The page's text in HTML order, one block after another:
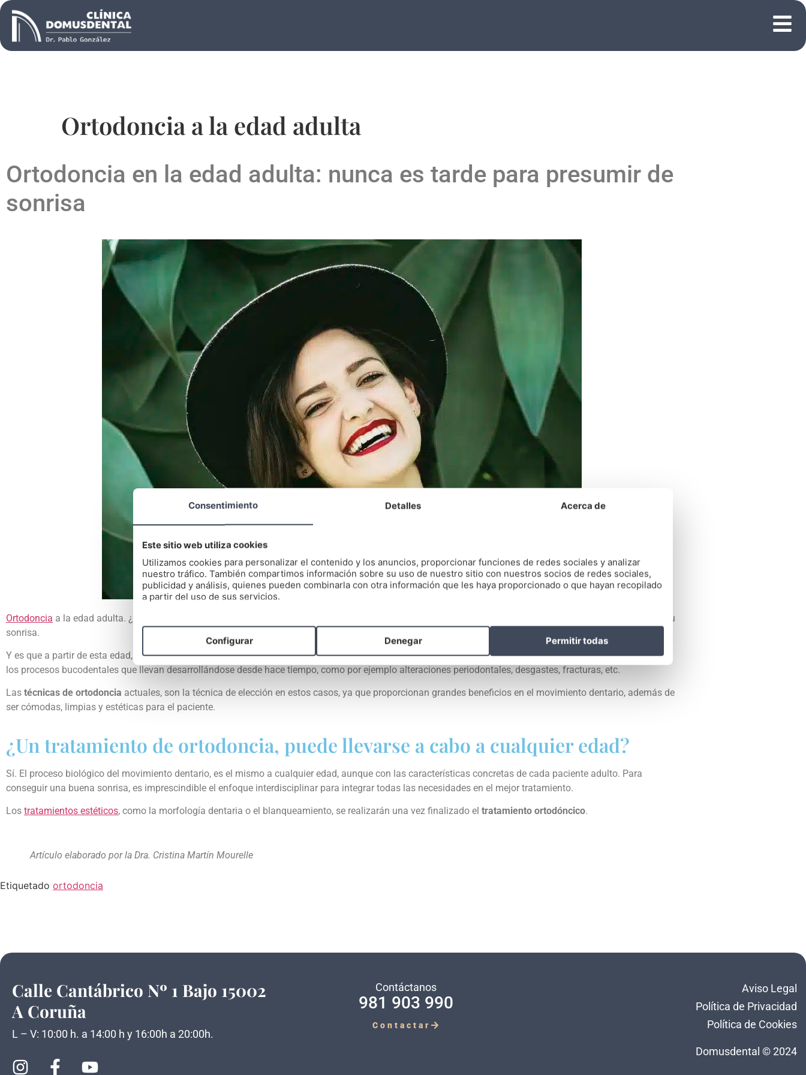
Ortodoncia a la edad adulta
Ortodoncia en la edad adulta: nunca es tarde para presumir de
sonrisa
Ortodoncia a la edad adulta. ¿Sí o no? Cada vez más adultos, mayores de 40 años, reconocen que se realizarían un
para mejorar su
sonrisa.
Y es que a partir de esta edad, es cuando se empieza a manifestar cierto deterioro en el aspecto estético y funcional de la boca, debido a un desequilibrio en
los procesos bucodentales que llevan desarrollándose desde hace tiempo, como por ejemplo alteraciones periodontales, desgastes, fracturas, etc.
Las técnicas de ortodoncia actuales, son la técnica de elección en estos casos, ya que proporcionan grandes beneficios en el movimiento dentario, además de
ser cómodas, limpias y estéticas para el paciente.
¿Un tratamiento de ortodoncia, puede llevarse a cabo a cualquier edad?
Sí. El proceso biológico del movimiento dentario, es el mismo a cualquier edad, aunque con las características concretas de cada paciente adulto. Para
conseguir una buena sonrisa, es imprescindible el enfoque interdisciplinar para integrar todas las necesidades en el mejor tratamiento.
Los tratamientos estéticos, como la morfología dentaria o el blanqueamiento, se realizarán una vez finalizado el tratamiento ortodóncico.
Artículo elaborado por la Dra. Cristina Martín Mourelle
Etiquetado ortodoncia
Calle Cantábrico Nº 1 Bajo 15002
A Coruña
L – V: 10:00 h. a 14:00 h y 16:00h a 20:00h.
Contáctanos
981 903 990
Contactar
Aviso Legal
Política de Privacidad
Política de Cookies
Domusdental © 2024
Consentimiento Detalles Acerca de
Este sitio web utiliza cookies
Utilizamos cookies para personalizar el contenido y los anuncios, proporcionar funciones de redes sociales y analizar
nuestro tráfico. También compartimos información sobre su uso de nuestro sitio con nuestros socios de redes sociales,
publicidad y análisis, quienes pueden combinarla con otra información que les haya proporcionado o que hayan recopilado
a partir del uso de sus servicios.
Configurar Denegar Permitir todas